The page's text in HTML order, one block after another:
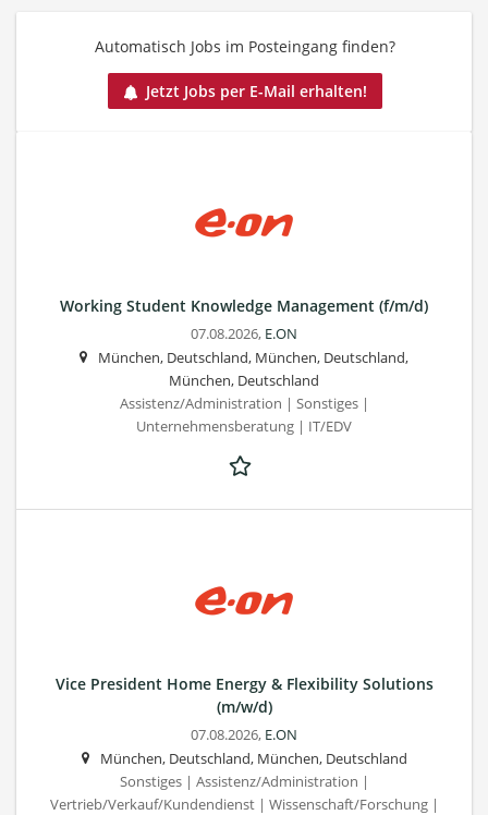
Automatisch Jobs im Posteingang finden?
Jetzt Jobs per E-Mail erhalten!
Working Student Knowledge Management (f/m/d)
07.08.2026, E.ON
München, Deutschland, München, Deutschland,
München, Deutschland
Assistenz/Administration | Sonstiges |
Unternehmensberatung | IT/EDV
Vice President Home Energy & Flexibility Solutions
(m/w/d)
07.08.2026, E.ON
München, Deutschland, München, Deutschland
Sonstiges | Assistenz/Administration |
Vertrieb/Verkauf/Kundendienst | Wissenschaft/Forschung |